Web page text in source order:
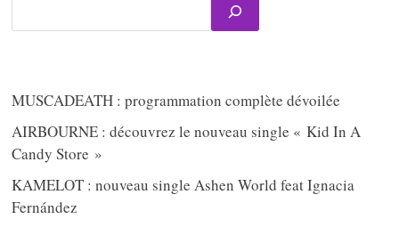
MUSCADEATH : programmation complète dévoilée
AIRBOURNE : découvrez le nouveau single « Kid In A
Candy Store »
KAMELOT : nouveau single Ashen World feat Ignacia
Fernández